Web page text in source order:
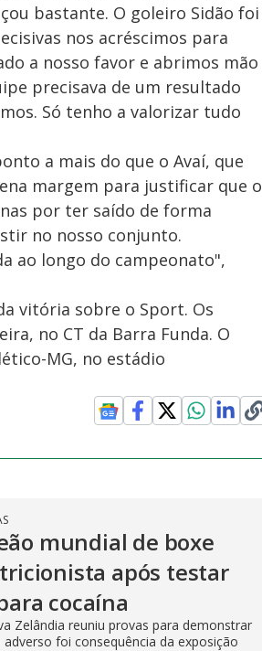
bastante. O goleiro Sidão foi
nos acréscimos para
a nosso favor e abrimos mão
precisava de um resultado
Só tenho a valorizar tudo
a mais do que o Avaí, que
margem para justificar que o
por ter saído de forma
no nosso conjunto.
ao longo do campeonato",
vitória sobre o Sport. Os
no CT da Barra Funda. O
MG, no estádio
mundial de boxe
após testar
cocaína
Zelândia reuniu provas para demonstrar
foi consequência da exposição